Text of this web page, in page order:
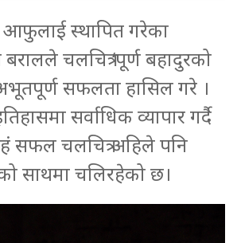
आफुलाई स्थापित गरेका
चलचित्र ‘पूर्ण बहादुरको
अभूतपूर्ण सफलता हासिल गरे ।
सर्वाधिक व्यापार गर्दै
सफल चलचित्र अहिले पनि
साथमा चलिरहेको छ।